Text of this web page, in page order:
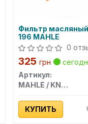
Фильтр масляный
196 MAHLE
0
325 грн
Артикул:
MAHLE / KNECHT
КУПИТЬ